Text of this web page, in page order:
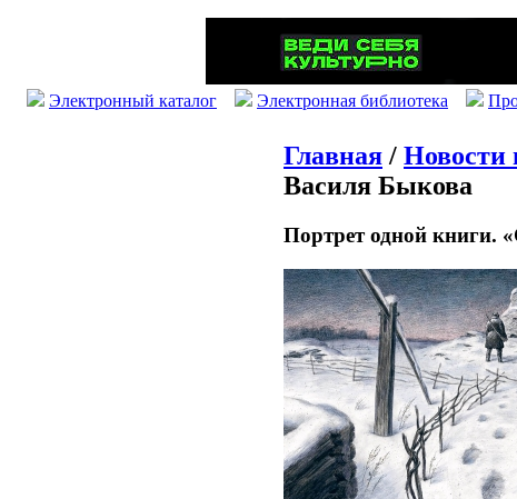
Электронный каталог Электронная библиотека
Главная / Новости
Василя Быкова
Портрет одной книги.